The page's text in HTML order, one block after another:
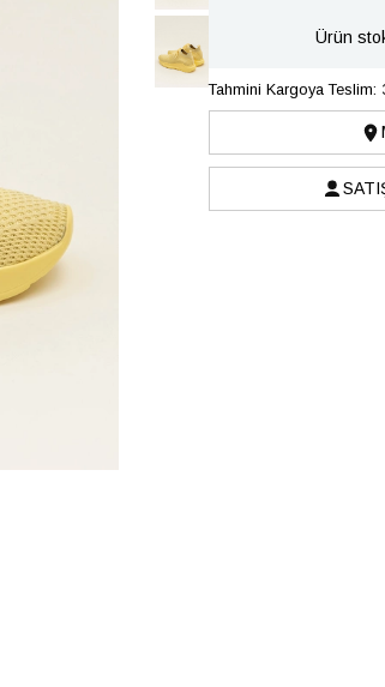
Ürün
Tahmini Kargoya Teslim: